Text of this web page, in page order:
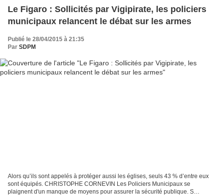
Le Figaro : Sollicités par Vigipirate, les policiers
municipaux relancent le débat sur les armes
Publié le 28/04/2015 à 21:35
Par SDPM
Alors qu’ils sont appelés à protéger aussi les églises, seuls 43 % d’entre eux
sont équipés. CHRISTOPHE CORNEVIN Les Policiers Municipaux se
plaignent d'un manque de moyens pour assurer la sécurité publique. S